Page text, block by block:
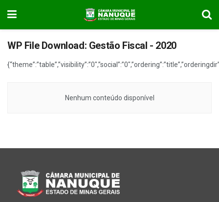
WP File Download: Gestão Fiscal - 2020
Nenhum conteúdo disponível